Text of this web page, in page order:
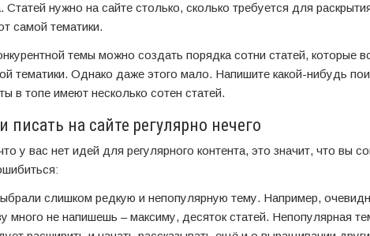
Статей нужно на сайте столько, сколько требуется для
самой тематики.
темы можно создать порядка сотни статей, которые
тематики. Однако даже этого мало. Напишите какой-нибудь
в топе имеют несколько сотен статей.
писать на сайте регулярно нечего
у вас нет идей для регулярного контента, это значит, что вы
слишком редкую и непопулярную тему. Например,
много не напишешь – максиму, десяток статей. Непопулярная